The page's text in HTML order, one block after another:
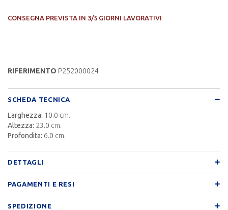
CONSEGNA PREVISTA IN 3/5 GIORNI LAVORATIVI
RIFERIMENTO P252000024
SCHEDA TECNICA
Larghezza: 10.0 cm.
Altezza: 23.0 cm.
Profondita: 6.0 cm.
DETTAGLI
PAGAMENTI E RESI
SPEDIZIONE